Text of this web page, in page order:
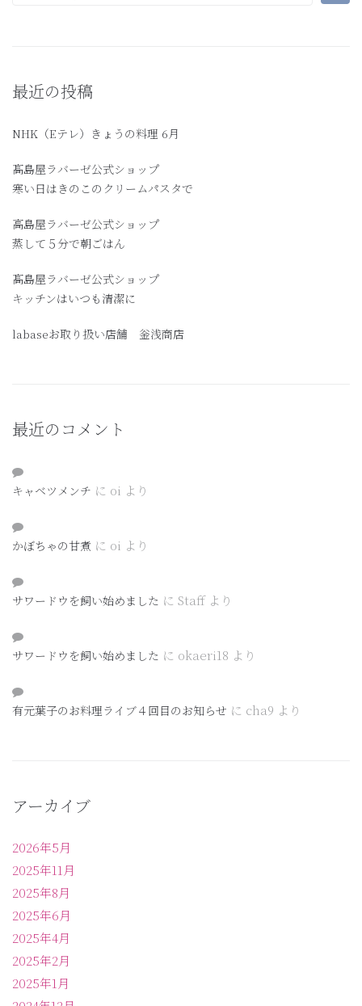
最近の投稿
NHK（Eテレ）きょうの料理 6月
髙島屋ラバーゼ公式ショップ
寒い日はきのこのクリームパスタで
高島屋ラバーゼ公式ショップ
蒸して５分で朝ごはん
髙島屋ラバーゼ公式ショップ
キッチンはいつも清潔に
labaseお取り扱い店舗 釡浅商店
最近のコメント
キャベツメンチ に oi より
かぼちゃの甘煮 に oi より
サワードウを飼い始めました に Staffより
サワードウを飼い始めました に okaeri18 より
有元葉子のお料理ライブ４回目のお知らせ に cha9 より
アーカイブ
2026年5月
2025年11月
2025年8月
2025年6月
2025年4月
2025年2月
2025年1月